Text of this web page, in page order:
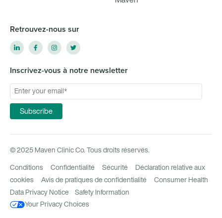
Retrouvez-nous sur
Inscrivez-vous à notre newsletter
© 2025 Maven Clinic Co. Tous droits réservés.
Conditions Confidentialité Sécurité
Déclaration relative aux
cookies
Avis de pratiques de confidentialité
Consumer Health
Data Privacy Notice
Safety Information
Your Privacy Choices